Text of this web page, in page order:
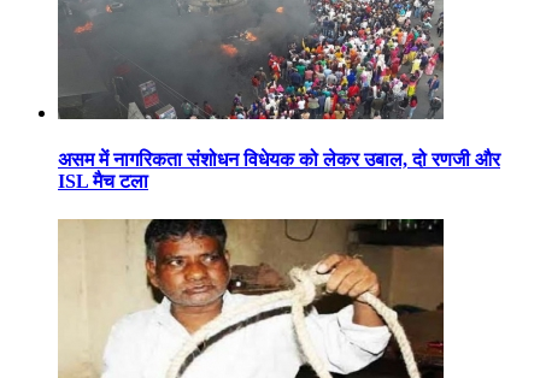
असम में नागरिकता संशोधन विधेयक को लेकर उबाल, दो रणजी और
ISL मैच टला